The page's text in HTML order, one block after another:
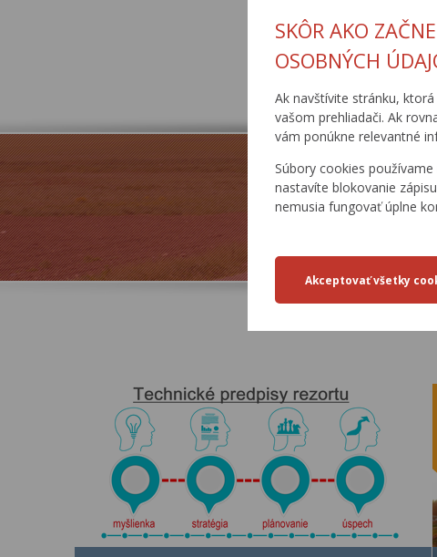
SKÔR AKO
OSOBNÝCH
Ak navštívite stránku,
vašom prehliadači. Ak
vám ponúkne relevantné
Súbory cookies
nastavíte blokovanie
nemusia fungovať úplne
Publikované: